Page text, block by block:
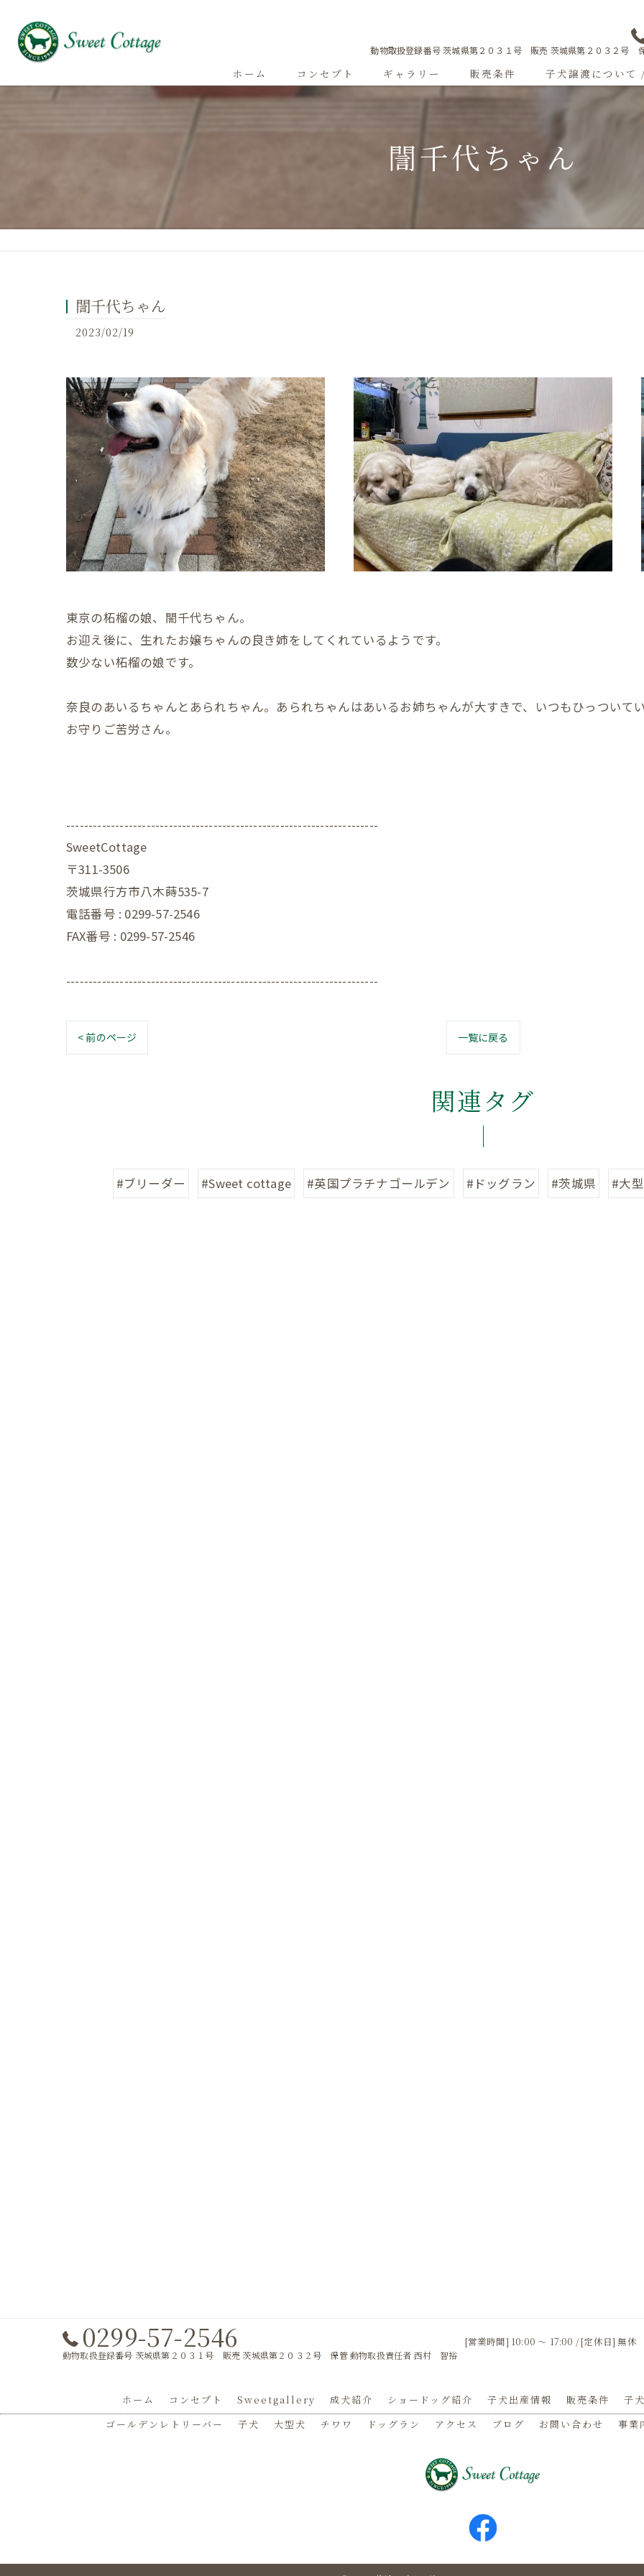
動物取扱登録番号 茨城県第２０３１号 販売 茨城県第２０３２号
ホーム コンセプト ギャラリー
成犬紹介
販売条件 子犬譲渡について
誾千代ちゃん
誾千代ちゃん
2023/02/19
東京の柘榴の娘、誾千代ちゃん。
お迎え後に、生れたお嬢ちゃんの良き姉をしてくれているようです。
数少ない柘榴の娘です。
奈良のあいるちゃんとあられちゃん。あられちゃんはあいるお姉ちゃんが大すきで、いつもひっついて
お守りご苦労さん。
----------------------------------------------------------------------
SweetCottage
〒311-3506
茨城県行方市八木蒔535-7
電話番号 : 0299-57-2546
FAX番号 : 0299-57-2546
----------------------------------------------------------------------
< 前のページ 一覧に戻る
関連タグ
#ブリーダー #Sweet cottage #英国プラチナゴールデン #ドッグラン #茨城県 #大
0299-57-2546
動物取扱登録番号 茨城県第２０３１号 販売 茨城県第２０３２号 保管 動物取扱責任者 西村 智裕
[営業時間] 10:00 〜 17:00 / [定休日] 無休
ホーム コンセプト Sweetgallery 成犬紹介 ショードッグ紹介 子犬出産情報 販売条件
子
ゴールデンレトリーバー
子犬 大型犬 チワワ ドッグラン アクセス ブログ お問い合わせ 事業